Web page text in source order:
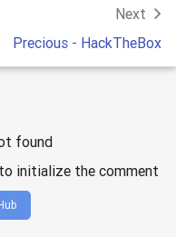
Next
Precious - HackTheBox
found
initialize the comment